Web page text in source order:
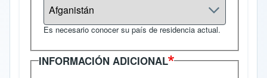
Es necesario conocer su país de residencia actual.
INFORMACIÓN ADICIONAL